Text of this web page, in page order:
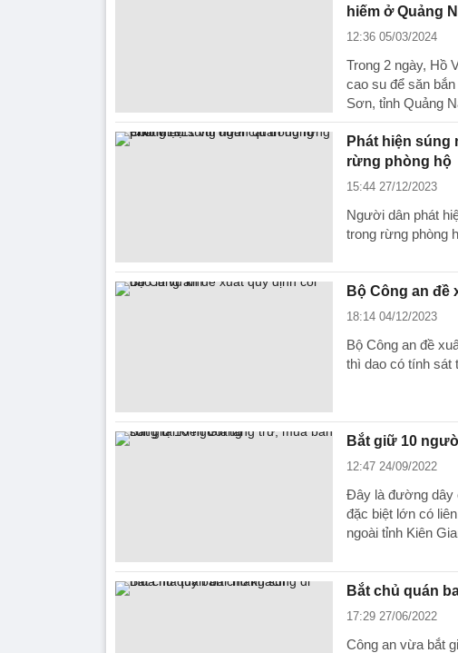
hiếm ở Quảng
12:36 05/03/2024
Trong 2 ngày, Hồ
cao su để săn
Sơn, tỉnh Quảng
Phát hiện súng
rừng phòng hộ
15:44 27/12/2023
Người dân phát
trong rừng phòng
Bộ Công an đề
18:14 04/12/2023
Bộ Công an đề
thì dao có tính sát
Bắt giữ 10
12:47 24/09/2022
Đây là đường dây
đặc biệt lớn có
ngoài tỉnh Kiên
Bắt chủ quán
17:29 27/06/2022
Công an vừa bắt